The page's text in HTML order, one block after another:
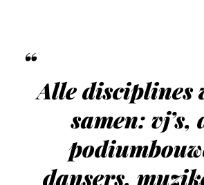
Alle disciplines
samen: vj’s,
dansers,